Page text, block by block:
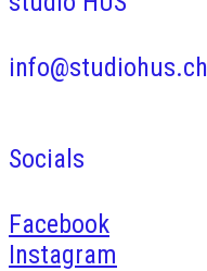
info@studiohus.ch
Socials
Facebook
Instagram